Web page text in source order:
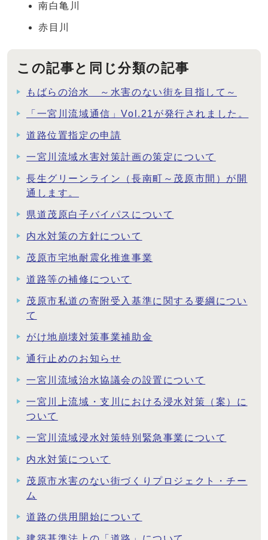
南白亀川
赤目川
この記事と同じ分類の記事
もばらの治水 ～水害のない街を目指して～
「一宮川流域通信」Vol.21が発行されました。
道路位置指定の申請
一宮川流域水害対策計画の策定について
長生グリーンライン（長南町～茂原市間）が開
通します。
県道茂原白子バイパスについて
内水対策の方針について
茂原市宅地耐震化推進事業
道路等の補修について
茂原市私道の寄附受入基準に関する要綱につい
て
がけ地崩壊対策事業補助金
通行止めのお知らせ
一宮川流域治水協議会の設置について
一宮川上流域・支川における浸水対策（案）に
ついて
一宮川流域浸水対策特別緊急事業について
内水対策について
茂原市水害のない街づくりプロジェクト・チー
ム
道路の供用開始について